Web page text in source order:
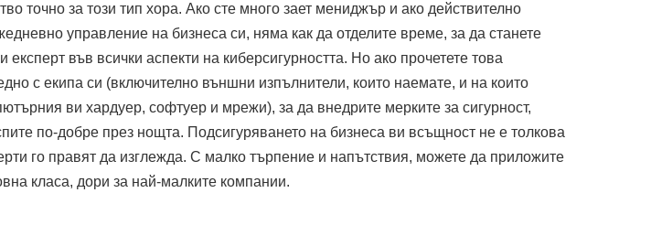
точно за този тип хора. Ако сте много зает мениджър и ако действително
управление на бизнеса си, няма как да отделите време, за да станете
във всички аспекти на киберсигурността. Но ако прочетете това
с екипа си (включително външни изпълнители, които наемате, и на които
ви хардуер, софтуер и мрежи), за да внедрите мерките за сигурност,
по-добре през нощта. Подсигуряването на бизнеса ви всъщност не е толкова
го правят да изглежда. С малко търпение и напътствия, можете да приложите
класа, дори за най-малките компании.